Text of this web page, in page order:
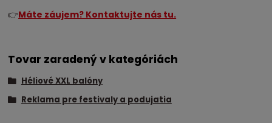
👉Máte záujem? Kontaktujte nás tu.
Tovar zaradený v kategóriách
Héliové XXL balóny
Reklama pre festivaly a podujatia